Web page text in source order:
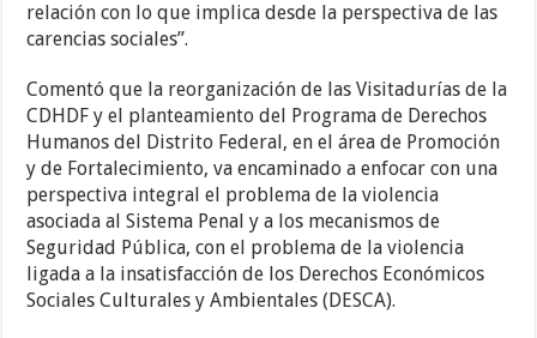
relación con lo que implica desde la perspectiva de las
carencias sociales”.
Comentó que la reorganización de las Visitadurías de la
CDHDF y el planteamiento del Programa de Derechos
Humanos del Distrito Federal, en el área de Promoción
y de Fortalecimiento, va encaminado a enfocar con una
perspectiva integral el problema de la violencia
asociada al Sistema Penal y a los mecanismos de
Seguridad Pública, con el problema de la violencia
ligada a la insatisfacción de los Derechos Económicos
Sociales Culturales y Ambientales (DESCA).